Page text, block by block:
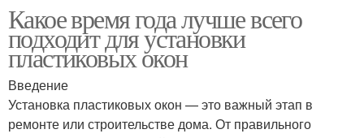
Какое время года лучше всего
подходит для установки
пластиковых окон
Введение
Установка пластиковых окон — это важный этап в
ремонте или строительстве дома. От правильного